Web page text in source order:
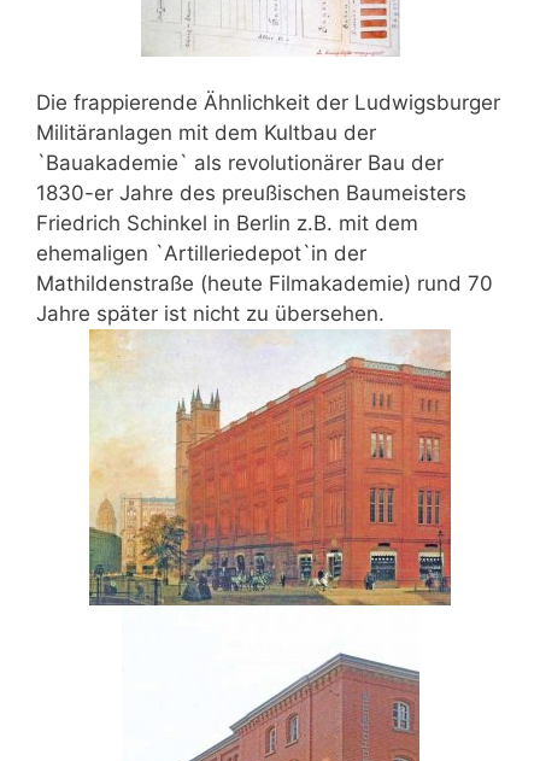
Die frappierende Ähnlichkeit der Ludwigsburger
Militäranlagen mit dem Kultbau der
`Bauakademie` als revolutionärer Bau der
1830-er Jahre des preußischen Baumeisters
Friedrich Schinkel in Berlin z.B. mit dem
ehemaligen `Artilleriedepot`in der
Mathildenstraße (heute Filmakademie) rund 70
Jahre später ist nicht zu übersehen.